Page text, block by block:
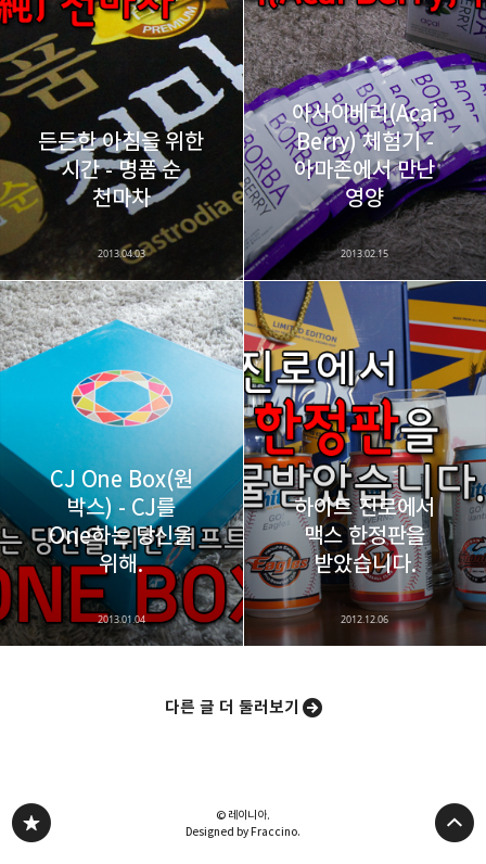
다방면의 깊은 관심과 얕은 이해도를 갖춘 보편적
비주류이자 진화하는 영원한 주변인.
구독하기
구독하기 카카오톡 라인 트위터
카카오스토리 밴드 네이버 블로그
든든한 아침을 위한
시간 - 명품 순
천마차
2013.04.03
아사이베리(Acai
Berry) 체험기 -
아마존에서 만난
영양
2013.02.15
CJ One Box(원
박스) - CJ를
One하는 당신을
위해.
2013.01.04
하이트 진로에서
맥스 한정판을
받았습니다.
2012.12.06
다른 글 더 둘러보기
© 레이니아.
Designed by Fraccino.